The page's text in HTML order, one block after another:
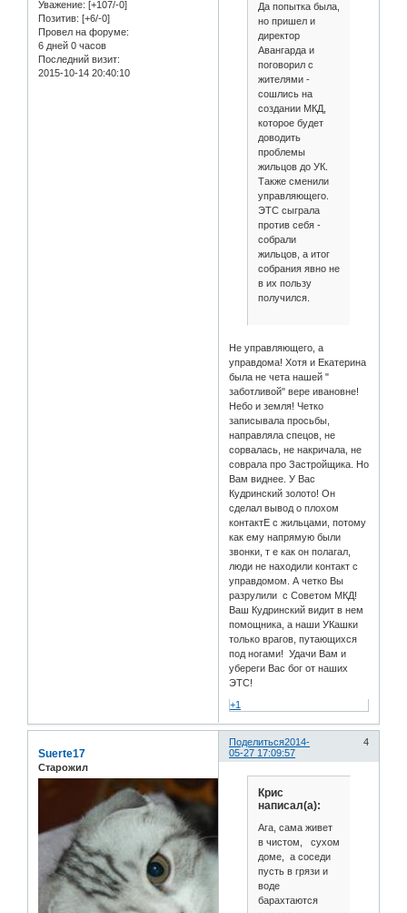
Уважение: [+107/-0]
Позитив: [+6/-0]
Провел на форуме:
6 дней 0 часов
Последний визит:
2015-10-14 20:40:10
Да попытка была,
но пришел и
директор
Авангарда и
поговорил с
жителями -
сошлись на
создании МКД,
которое будет
доводить
проблемы
жильцов до УК.
Также сменили
управляющего.
ЭТС сыграла
против себя -
собрали
жильцов, а итог
собрания явно не
в их пользу
получился.
Не управляющего, а
управдома! Хотя и Екатерина
была не чета нашей "
заботливой" вере ивановне!
Небо и земля! Четко
записывала просьбы,
направляла спецов, не
сорвалась, не накричала, не
соврала про Застройщика. Но
Вам виднее. У Вас
Кудринский золото! Он
сделал вывод о плохом
контактЕ с жильцами, потому
как ему напрямую были
звонки, т е как он полагал,
люди не находили контакт с
управдомом. А четко Вы
разрулили с Советом МКД!
Ваш Кудринский видит в нем
помощника, а наши УКашки
только врагов, путающихся
под ногами! Удачи Вам и
убереги Вас бог от наших
ЭТС!
+1
Поделиться 4
2014-
05-27 17:09:57
Suerte17
Старожил
Крис
написал(а):
Ага, сама живет
в чистом, сухом
доме, а соседи
пусть в грязи и
воде
барахтаются